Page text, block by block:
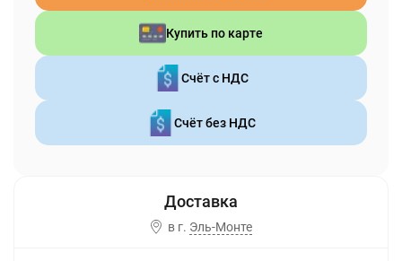
Купить по карте
Счёт с НДС
Счёт без НДС
в г. Эль-Монте